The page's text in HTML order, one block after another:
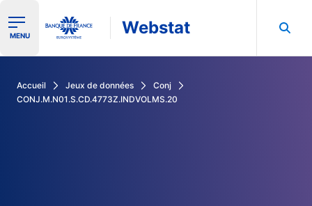
Ouvrir le menu de navigation
MENU Webstat
Accueil Jeux de données
Conj
CONJ.M.N01.S.CD.4773Z.INDVOLMS.20